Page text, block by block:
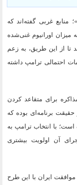
منابع غربی گفته‌اند که
میزان اورانیوم غنی‌شده
تا از این طریق، به زعم
احتمالی ترامپ داشته
برای متقاعد کردن
برنامه‌ای بوده که
است؛ با انتخاب ترامپ به
آن اولویت بیشتری
ایران با این طرح